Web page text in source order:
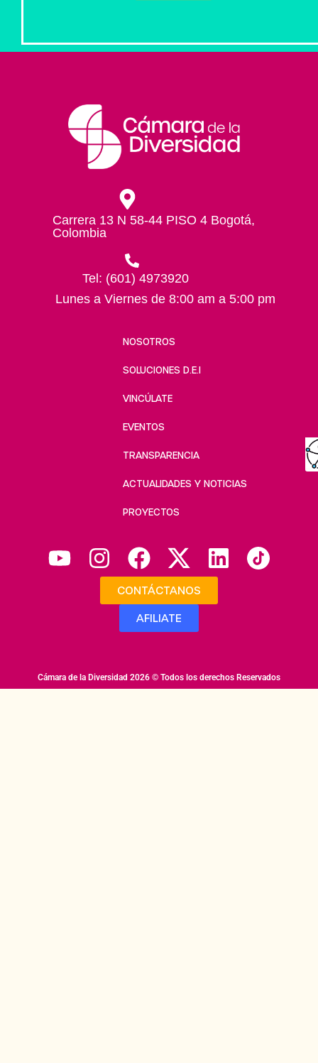
Carrera 13 N 58-44 PISO 4 Bogotá,
Colombia
Tel: (601) 4973920
Lunes a Viernes de 8:00 am a 5:00 pm
NOSOTROS
SOLUCIONES D.E.I
VINCÚLATE
EVENTOS
TRANSPARENCIA
ACTUALIDADES Y NOTICIAS
PROYECTOS
CONTÁCTANOS
AFILIATE
Cámara de la Diversidad 2026 © Todos los derechos Reservados